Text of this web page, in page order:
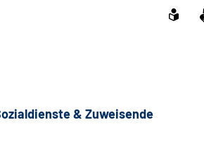
& Zuweisende